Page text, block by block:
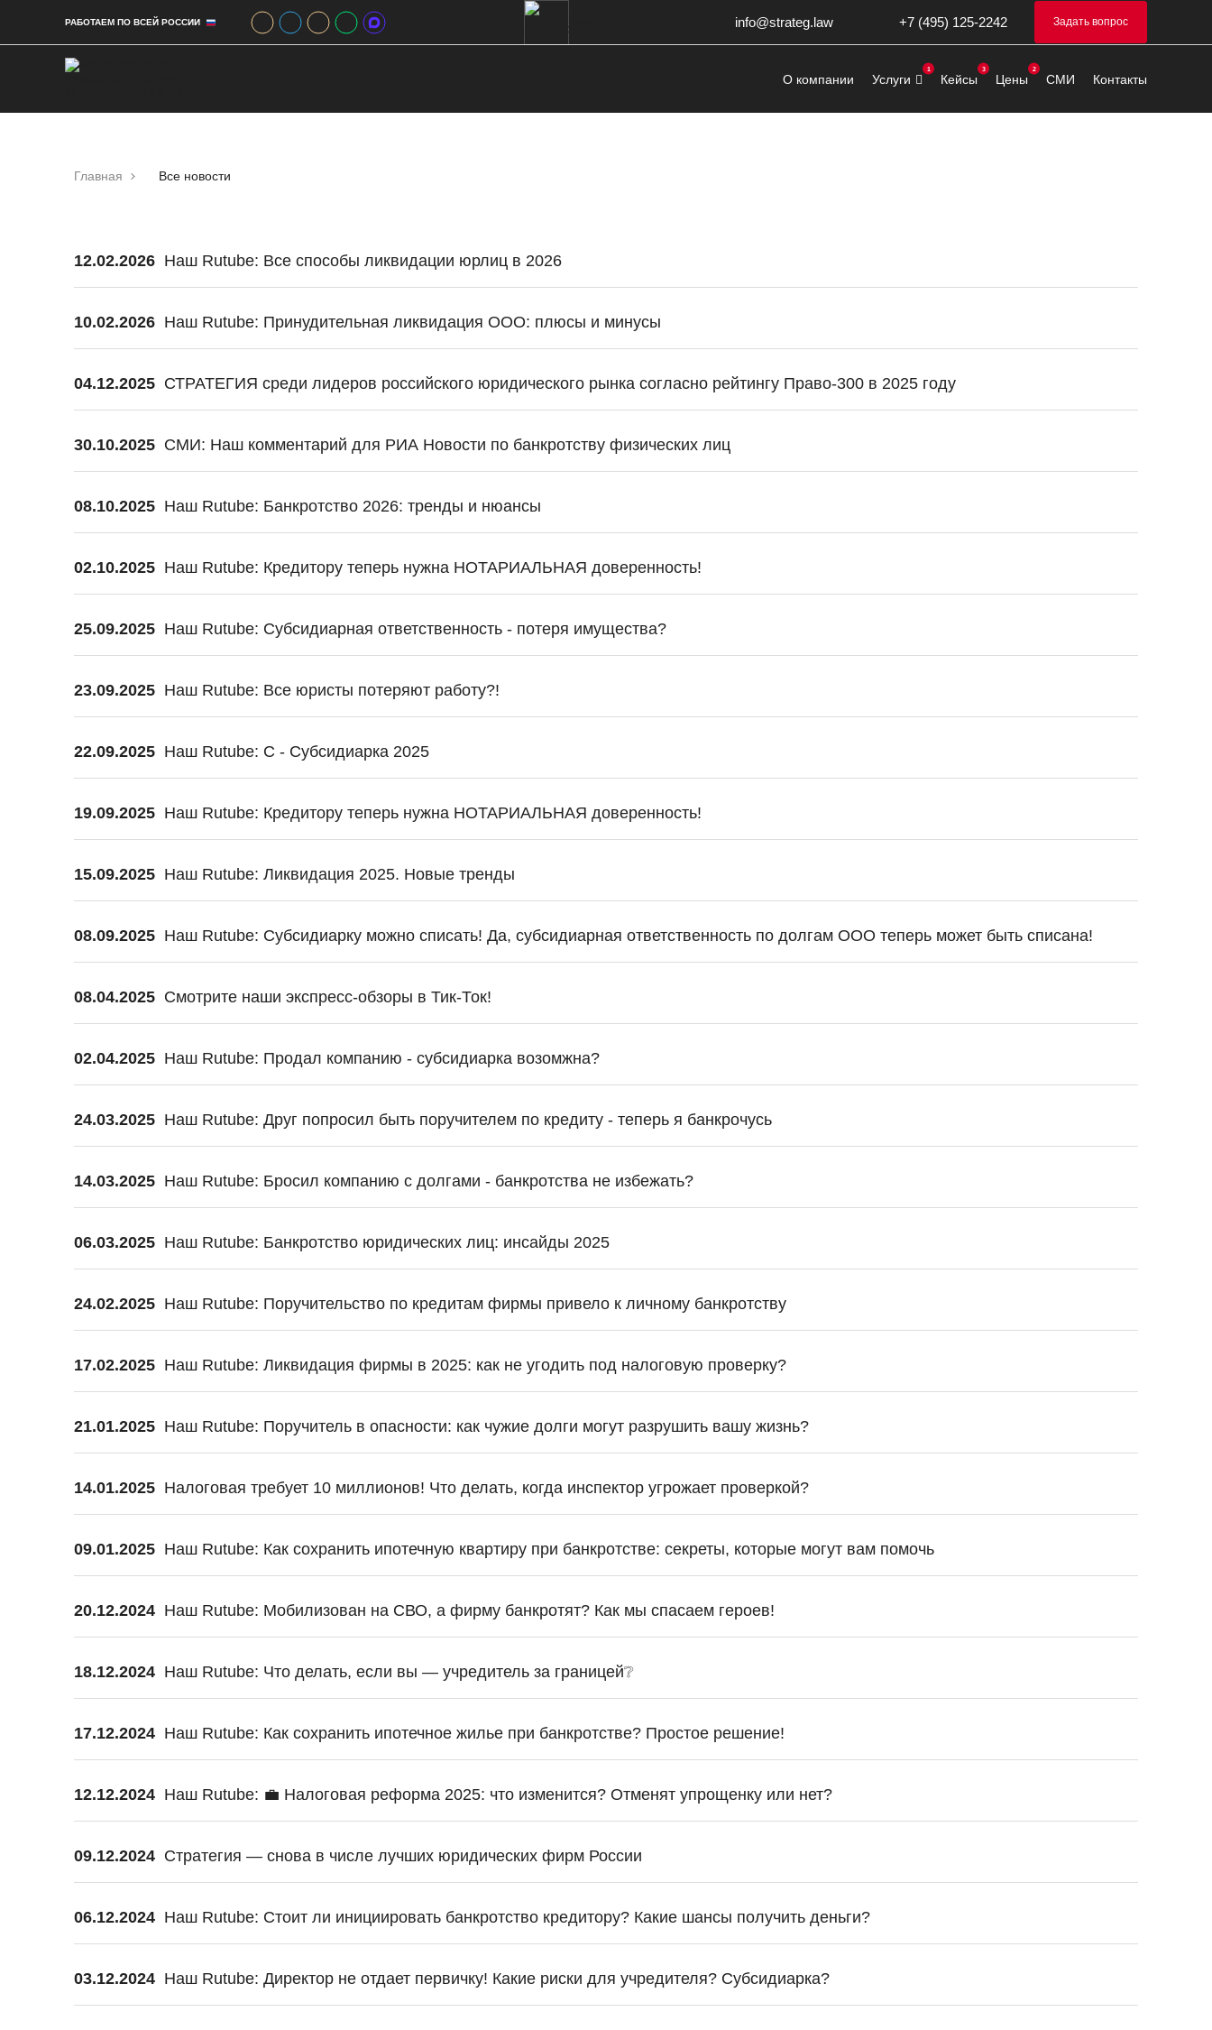
РАБОТАЕМ ПО ВСЕЙ РОССИИ info@strateg.law +7 (495) 125-2242 Задать вопрос
О компании Услуги Кейсы Цены СМИ Контакты
Главная Все новости
12.02.2026 Наш Rutube: Все способы ликвидации юрлиц в 2026
10.02.2026 Наш Rutube: Принудительная ликвидация ООО: плюсы и минусы
04.12.2025 СТРАТЕГИЯ среди лидеров российского юридического рынка согласно рейтингу Право-300 в 2025 году
30.10.2025 СМИ: Наш комментарий для РИА Новости по банкротству физических лиц
08.10.2025 Наш Rutube: Банкротство 2026: тренды и нюансы
02.10.2025 Наш Rutube: Кредитору теперь нужна НОТАРИАЛЬНАЯ доверенность!
25.09.2025 Наш Rutube: Субсидиарная ответственность - потеря имущества?
23.09.2025 Наш Rutube: Все юристы потеряют работу?!
22.09.2025 Наш Rutube: С - Субсидиарка 2025
19.09.2025 Наш Rutube: Кредитору теперь нужна НОТАРИАЛЬНАЯ доверенность!
15.09.2025 Наш Rutube: Ликвидация 2025. Новые тренды
08.09.2025 Наш Rutube: Субсидиарку можно списать! Да, субсидиарная ответственность по долгам ООО теперь может быть списана!
08.04.2025 Смотрите наши экспресс-обзоры в Тик-Ток!
02.04.2025 Наш Rutube: Продал компанию - субсидиарка возомжна?
24.03.2025 Наш Rutube: Друг попросил быть поручителем по кредиту - теперь я банкрочусь
14.03.2025 Наш Rutube: Бросил компанию с долгами - банкротства не избежать?
06.03.2025 Наш Rutube: Банкротство юридических лиц: инсайды 2025
24.02.2025 Наш Rutube: Поручительство по кредитам фирмы привело к личному банкротству
17.02.2025 Наш Rutube: Ликвидация фирмы в 2025: как не угодить под налоговую проверку?
21.01.2025 Наш Rutube: Поручитель в опасности: как чужие долги могут разрушить вашу жизнь?
14.01.2025 Налоговая требует 10 миллионов! Что делать, когда инспектор угрожает проверкой?
09.01.2025 Наш Rutube: Как сохранить ипотечную квартиру при банкротстве: секреты, которые могут вам помочь
20.12.2024 Наш Rutube: Мобилизован на СВО, а фирму банкротят? Как мы спасаем героев!
18.12.2024 Наш Rutube: Что делать, если вы — учредитель за границей❔
17.12.2024 Наш Rutube: Как сохранить ипотечное жилье при банкротстве? Простое решение!
12.12.2024 Наш Rutube: 💼 Налоговая реформа 2025: что изменится? Отменят упрощенку или нет?
09.12.2024 Стратегия — снова в числе лучших юридических фирм России
06.12.2024 Наш Rutube: Cтоит ли инициировать банкротство кредитору? Какие шансы получить деньги?
03.12.2024 Наш Rutube: Директор не отдает первичку! Какие риски для учредителя? Субсидиарка?